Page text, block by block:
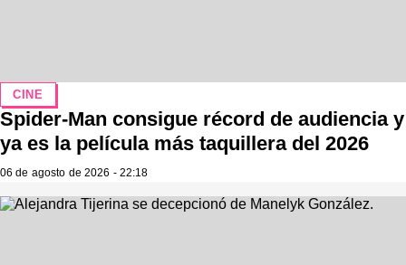
CINE
Spider-Man consigue récord de audiencia y
ya es la película más taquillera del 2026
06 de agosto de 2026 - 22:18